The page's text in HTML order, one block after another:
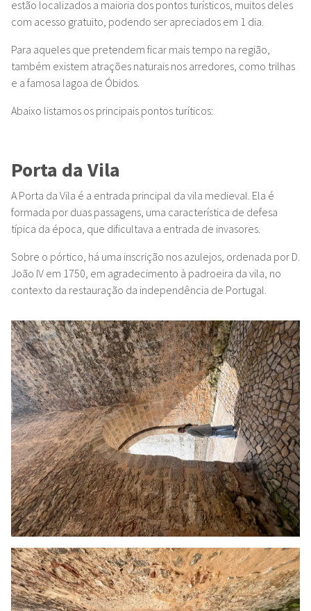
estão localizados a maioria dos pontos turísticos, muitos deles
com acesso gratuito, podendo ser apreciados em 1 dia.
Para aqueles que pretendem ficar mais tempo na região,
também existem atrações naturais nos arredores, como trilhas
e a famosa lagoa de Óbidos.
Abaixo listamos os principais pontos turíticos:
Porta da Vila
A Porta da Vila é a entrada principal da vila medieval. Ela é
formada por duas passagens, uma característica de defesa
típica da época, que dificultava a entrada de invasores.
Sobre o pórtico, há uma inscrição nos azulejos, ordenada por D.
João IV em 1750, em agradecimento à padroeira da vila, no
contexto da restauração da independência de Portugal.